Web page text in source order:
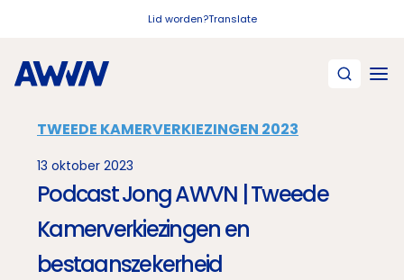
Lid worden?Translate
TWEEDE KAMERVERKIEZINGEN 2023
13 oktober 2023
Podcast Jong AWVN | Tweede
Kamerverkiezingen en
bestaanszekerheid